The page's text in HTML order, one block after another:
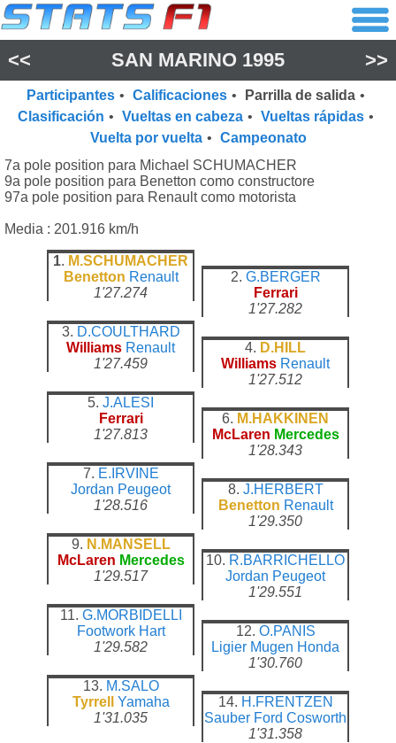
<< SAN MARINO 1995 >>
Participantes • Calificaciones • Parrilla de salida •
Clasificación • Vueltas en cabeza • Vueltas rápidas •
Vuelta por vuelta • Campeonato
7a pole position para Michael SCHUMACHER
9a pole position para Benetton como constructore
97a pole position para Renault como motorista
Media : 201.916 km/h
1. M.SCHUMACHER
Benetton Renault
1'27.274
2. G.BERGER
Ferrari
1'27.282
3. D.COULTHARD
Williams Renault
1'27.459
4. D.HILL
Williams Renault
1'27.512
5. J.ALESI
Ferrari
1'27.813
6. M.HAKKINEN
McLaren Mercedes
1'28.343
7. E.IRVINE
Jordan Peugeot
1'28.516
8. J.HERBERT
Benetton Renault
1'29.350
9. N.MANSELL
McLaren Mercedes
1'29.517
10. R.BARRICHELLO
Jordan Peugeot
1'29.551
11. G.MORBIDELLI
Footwork Hart
1'29.582
12. O.PANIS
Ligier Mugen Honda
1'30.760
13. M.SALO
Tyrrell
Yamaha
1'31.035
14. H.FRENTZEN
Sauber Ford Cosworth
1'31.358